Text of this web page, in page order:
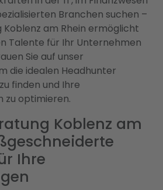
Branchen suchen –
Koblenz am Rhein ermöglicht
Talente für Ihr Unternehmen
Sie auf unser
die idealen Headhunter
finden und Ihre
zu optimieren.
Koblenz am
Ihre